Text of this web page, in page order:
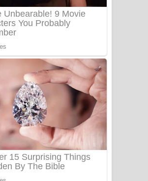
ගීතයේ පද පෙළ
Katakara Song Lyrics - කටකාර ගීතයේ
පද පෙළ
Tharu Yaye Dilena Song Lyrics - තරු
යායේ දිලෙනා ගීතයේ පද පෙළ
Ow Man Sosa Song Lyrics - ඔව් මං
සෝසා ගීතයේ පද පෙළ
Heavy Weight Song Lyrics